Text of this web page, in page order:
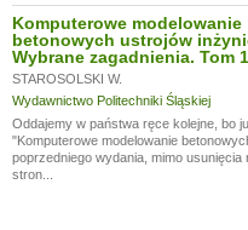
Komputerowe modelowanie
betonowych ustrojów
Wybrane zagadnienia. Tom 1
STAROSOLSKI W.
Wydawnictwo Politechniki Śląskiej
Oddajemy w państwa ręce kolejne, bo
"Komputerowe modelowanie
poprzedniego wydania, mimo
stron...